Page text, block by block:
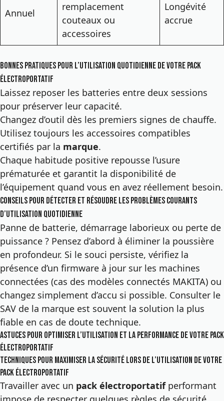
Annuel
remplacement
couteaux ou
accessoires
Longévité
accrue
Bonnes pratiques pour l’utilisation quotidienne de votre pack
électroportatif
Laissez reposer les batteries entre deux sessions
pour préserver leur capacité.
Changez d’outil dès les premiers signes de chauffe.
Utilisez toujours les accessoires compatibles
certifiés par la marque.
Chaque habitude positive repousse l’usure
prématurée et garantit la disponibilité de
l’équipement quand vous en avez réellement besoin.
Conseils pour détecter et résoudre les problèmes courants
d’utilisation quotidienne
Panne de batterie, démarrage laborieux ou perte de
puissance ? Pensez d’abord à éliminer la poussière
en profondeur. Si le souci persiste, vérifiez la
présence d’un firmware à jour sur les machines
connectées (cas des modèles connectés MAKITA) ou
changez simplement d’accu si possible. Consulter le
SAV de la marque est souvent la solution la plus
fiable en cas de doute technique.
Astuces pour optimiser l’utilisation et la performance de votre pack
électroportatif
Techniques pour maximiser la sécurité lors de l’utilisation de votre
pack électroportatif
Travailler avec un pack électroportatifperformant